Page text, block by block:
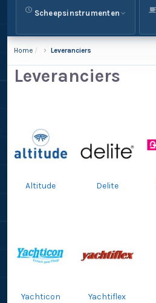
Scheepsinstrumenten
Home Leveranciers
Leveranciers
Altitude Delite
Yachticon Yachtiflex